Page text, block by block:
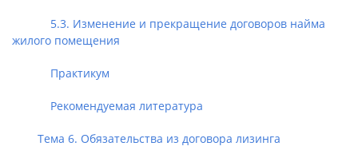
5.3. Изменение и прекращение договоров найма
жилого помещения
Практикум
Рекомендуемая литература
Тема 6. Обязательства из договора лизинга